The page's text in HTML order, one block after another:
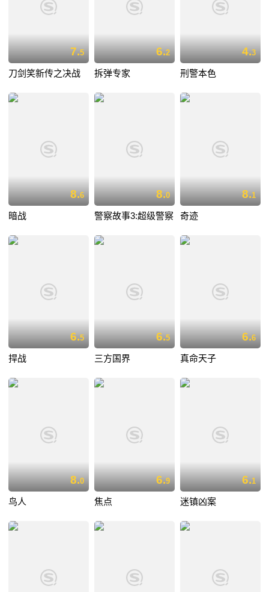
7.5
刀剑笑新传之决战
6.2
拆弹专家
4.3
刑警本色
8.6
暗战
8.0
警察故事3:超级警察
8.1
奇迹
6.5
捍战
6.5
三方国界
6.6
真命天子
8.0
鸟人
6.9
焦点
6.1
迷镇凶案